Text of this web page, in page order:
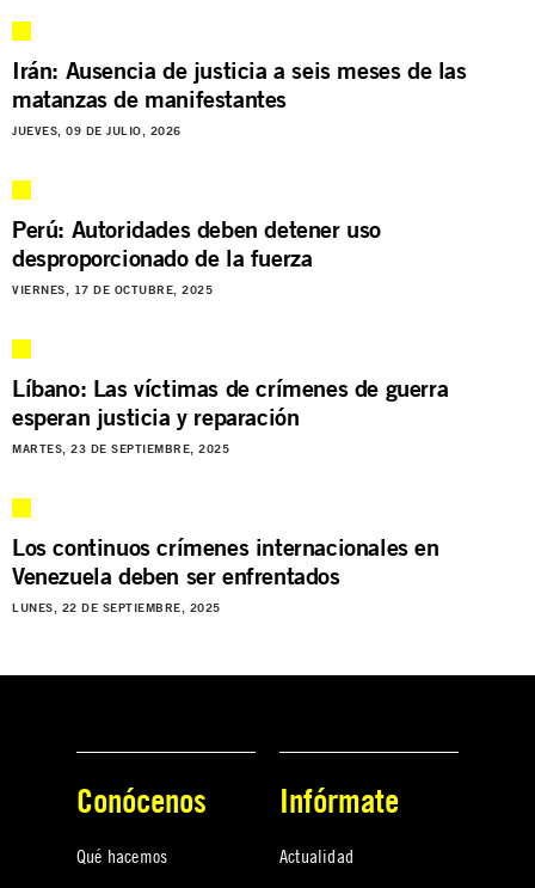
Irán: Ausencia de justicia a seis meses de las
matanzas de manifestantes
JUEVES, 09 DE JULIO, 2026
Perú: Autoridades deben detener uso
desproporcionado de la fuerza
VIERNES, 17 DE OCTUBRE, 2025
Líbano: Las víctimas de crímenes de guerra
esperan justicia y reparación
MARTES, 23 DE SEPTIEMBRE, 2025
Los continuos crímenes internacionales en
Venezuela deben ser enfrentados
LUNES, 22 DE SEPTIEMBRE, 2025
Conócenos
Qué hacemos
Infórmate
Actualidad